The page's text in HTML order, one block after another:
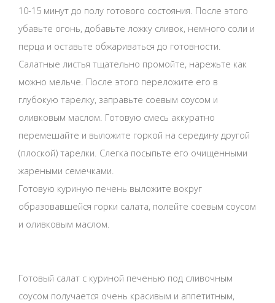
10-15 минут до полу готового состояния. После этого
убавьте огонь, добавьте ложку сливок, немного соли и
перца и оставьте обжариваться до готовности.
Салатные листья тщательно промойте, нарежьте как
можно мельче. После этого переложите его в
глубокую тарелку, заправьте соевым соусом и
оливковым маслом. Готовую смесь аккуратно
перемешайте и выложите горкой на середину другой
(плоской) тарелки. Слегка посыпьте его очищенными
жареными семечками.
Готовую куриную печень выложите вокруг
образовавшейся горки салата, полейте соевым соусом
и оливковым маслом.
Готовый салат с куриной печенью под сливочным
соусом получается очень красивым и аппетитным,